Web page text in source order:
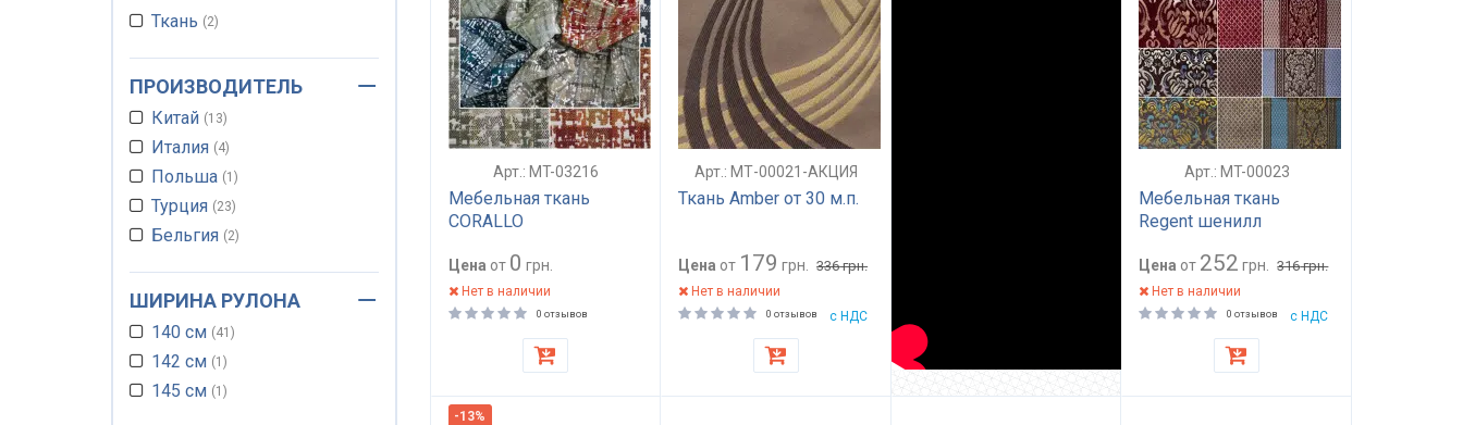
Арт.: MT-03216
Мебельная ткань
CORALLO
Цена от 0 грн.
Нет в наличии
0 отзывов
Арт.: МТ-00021-АКЦИЯ
Ткань Amber от 30 м.п.
Цена от 179 грн. 336грн.
Нет в наличии
0 отзывов с НДС
Арт.: MT-00023
Мебельная ткань
Regent шенилл
Цена от 252 грн. 316грн.
Нет в наличии
0 отзывов с НДС
-13%
Ткань 2
ПРОИЗВОДИТЕЛЬ
Китай 13
Италия 4
Польша 1
Турция 23
Бельгия 2
ШИРИНА РУЛОНА
140 см 41
142 см 1
145 см 1